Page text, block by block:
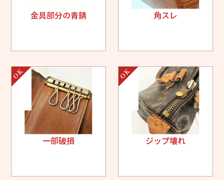
金具部分の青錆 角スレ
一部破損 ジップ壊れ